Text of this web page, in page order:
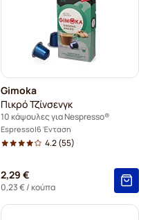
Gimoka
Πικρό Τζίνσενγκ
10 κάψουλες για Nespresso®
Espresso 6 Ένταση
4.2(55)
2,29 €
0,23 €/ κούπα